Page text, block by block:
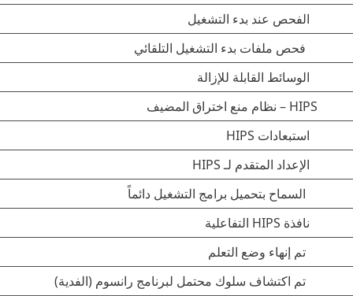
الفحص عند بدء التشغيل
فحص ملفات بدء التشغيل التلقائي
الوسائط القابلة للإزالة
HIPS – نظام منع اختراق المضيف
استبعادات HIPS
الإعداد المتقدم لـ HIPS
السماح بتحميل برامج التشغيل دائماً
نافذة HIPS التفاعلية
تم إنهاء وضع التعلم
تم اكتشاف سلوك محتمل لبرنامج رانسوم (الفدية)